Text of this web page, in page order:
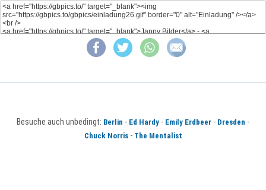
Besuche auch unbedingt: Berlin - Ed Hardy - Emily Erdbeer - Dresden -
Chuck Norris- The Mentalist